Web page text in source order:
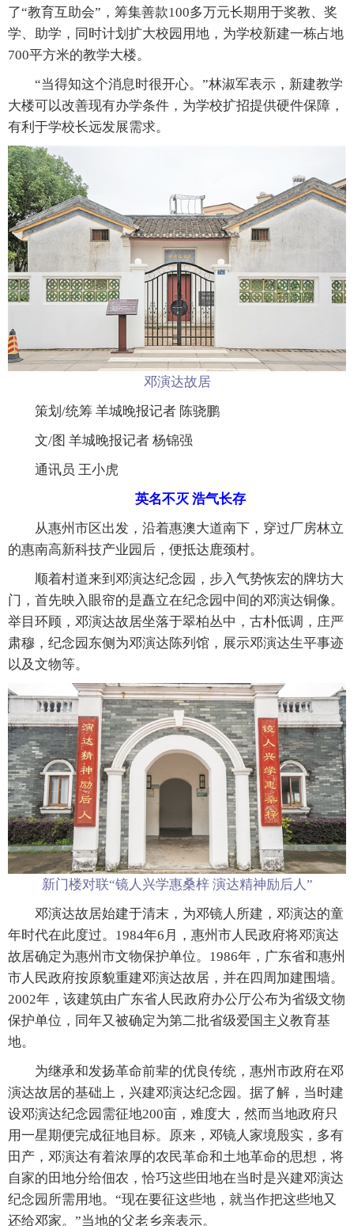
了“教育互助会”，筹集善款100多万元长期用于奖教、奖
学、助学，同时计划扩大校园用地，为学校新建一栋占地
700平方米的教学大楼。
“当得知这个消息时很开心。”林淑军表示，新建教学
大楼可以改善现有办学条件，为学校扩招提供硬件保障，
有利于学校长远发展需求。
邓演达故居
策划/统筹 羊城晚报记者 陈骁鹏
文/图 羊城晚报记者 杨锦强
通讯员 王小虎
英名不灭 浩气长存
从惠州市区出发，沿着惠澳大道南下，穿过厂房林立
的惠南高新科技产业园后，便抵达鹿颈村。
顺着村道来到邓演达纪念园，步入气势恢宏的牌坊大
门，首先映入眼帘的是矗立在纪念园中间的邓演达铜像。
举目环顾，邓演达故居坐落于翠柏丛中，古朴低调，庄严
肃穆，纪念园东侧为邓演达陈列馆，展示邓演达生平事迹
以及文物等。
新门楼对联“镜人兴学惠桑梓 演达精神励后人”
邓演达故居始建于清末，为邓镜人所建，邓演达的童
年时代在此度过。1984年6月，惠州市人民政府将邓演达
故居确定为惠州市文物保护单位。1986年，广东省和惠州
市人民政府按原貌重建邓演达故居，并在四周加建围墙。
2002年，该建筑由广东省人民政府办公厅公布为省级文物
保护单位，同年又被确定为第二批省级爱国主义教育基
地。
为继承和发扬革命前辈的优良传统，惠州市政府在邓
演达故居的基础上，兴建邓演达纪念园。据了解，当时建
设邓演达纪念园需征地200亩，难度大，然而当地政府只
用一星期便完成征地目标。原来，邓镜人家境殷实，多有
田产，邓演达有着浓厚的农民革命和土地革命的思想，将
自家的田地分给佃农，恰巧这些田地在当时是兴建邓演达
纪念园所需用地。“现在要征这些地，就当作把这些地又
还给邓家。”当地的父老乡亲表示。